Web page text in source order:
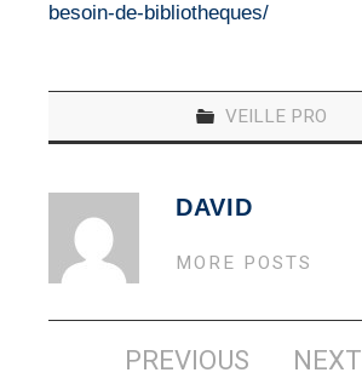
besoin-de-bibliotheques/
VEILLE PRO
DAVID
MORE POSTS
Navigation
PREVIOUS
NEXT